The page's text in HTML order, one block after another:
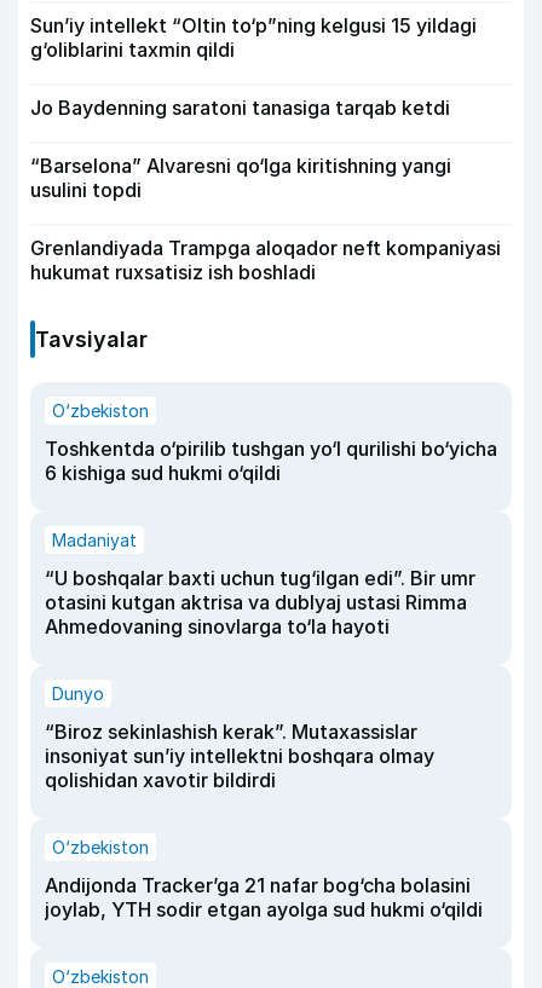
Sun’iy intellekt “Oltin to‘p”ning kelgusi 15 yildagi
g‘oliblarini taxmin qildi
Jo Baydenning saratoni tanasiga tarqab ketdi
“Barselona” Alvaresni qo‘lga kiritishning yangi
usulini topdi
Grenlandiyada Trampga aloqador neft kompaniyasi
hukumat ruxsatisiz ish boshladi
Tavsiyalar
O‘zbekiston
Toshkentda o‘pirilib tushgan yo‘l qurilishi bo‘yicha
6 kishiga sud hukmi o‘qildi
Madaniyat
“U boshqalar baxti uchun tug‘ilgan edi”. Bir umr
otasini kutgan aktrisa va dublyaj ustasi Rimma
Ahmedovaning sinovlarga to‘la hayoti
Dunyo
“Biroz sekinlashish kerak”. Mutaxassislar
insoniyat sun’iy intellektni boshqara olmay
qolishidan xavotir bildirdi
O‘zbekiston
Andijonda Tracker’ga 21 nafar bog‘cha bolasini
joylab, YTH sodir etgan ayolga sud hukmi o‘qildi
O‘zbekiston